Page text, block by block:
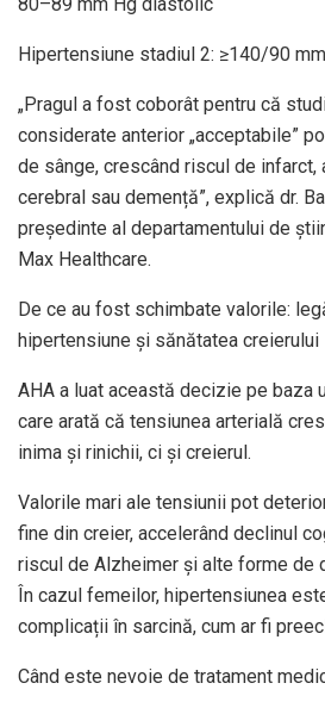
Hipertensiune stadiul 2: ≥140/90
„Pragul a fost coborât pentru că
considerate anterior „acceptabile”
de sânge, crescând riscul de infarct,
cerebral sau demență”, explică dr.
președinte al departamentului de
Max Healthcare.
De ce au fost schimbate valorile:
hipertensiune și sănătatea creierului
AHA a luat această decizie pe baza
care arată că tensiunea arterială
inima și rinichii, ci și creierul.
Valorile mari ale tensiunii pot
fine din creier, accelerând declinul
riscul de Alzheimer și alte forme de
În cazul femeilor, hipertensiunea
complicații în sarcină, cum ar fi
Când este nevoie de tratament